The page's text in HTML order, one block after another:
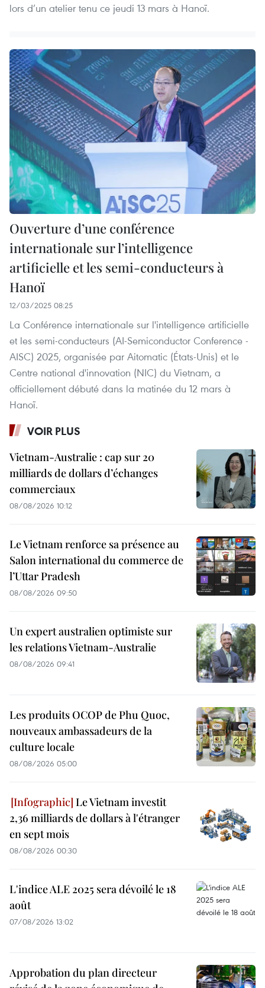
lors d’un atelier tenu ce jeudi 13 mars à Hanoï.
Ouverture d’une conférence
internationale sur l’intelligence
artificielle et les semi-conducteurs à
Hanoï
12/03/2025 08:25
La Conférence internationale sur l'intelligence artificielle
et les semi-conducteurs (AI-Semiconductor Conference -
AISC) 2025, organisée par Aitomatic (États-Unis) et le
Centre national d'innovation (NIC) du Vietnam, a
officiellement débuté dans la matinée du 12 mars à
Hanoï.
VOIR PLUS
Vietnam-Australie : cap sur 20
milliards de dollars d’échanges
commerciaux
08/08/2026 10:12
Le Vietnam renforce sa présence au
Salon international du commerce de
l’Uttar Pradesh
08/08/2026 09:50
Un expert australien optimiste sur
les relations Vietnam-Australie
08/08/2026 09:41
Les produits OCOP de Phu Quoc,
nouveaux ambassadeurs de la
culture locale
08/08/2026 05:00
Le Vietnam investit
2,36 milliards de dollars à l'étranger
en sept mois
08/08/2026 00:30
L'indice ALE 2025 sera dévoilé le 18
août
07/08/2026 13:02
Approbation du plan directeur